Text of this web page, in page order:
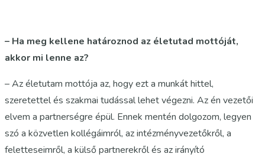
– Ha meg kellene határoznod az életutad mottóját,
akkor mi lenne az?
– Az életutam mottója az, hogy ezt a munkát hittel,
szeretettel és szakmai tudással lehet végezni. Az én vezetői
elvem a partnerségre épül. Ennek mentén dolgozom, legyen
szó a közvetlen kollégáimról, az intézményvezetőkről, a
feletteseimről, a külső partnerekről és az irányító